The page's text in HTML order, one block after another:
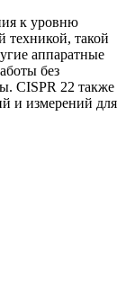
к уровню
такой
аппаратные
без
CISPR 22 также
и измерений для